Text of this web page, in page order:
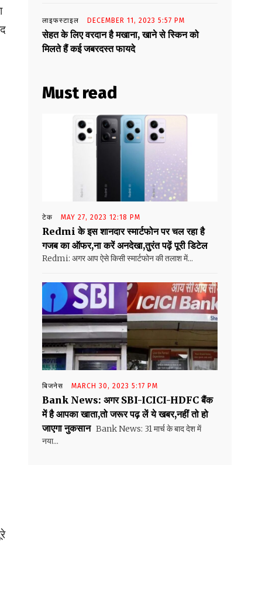
लाइफस्टाइल DECEMBER 11, 2023 5:57 PM
सेहत के लिए वरदान है मखाना, खाने से स्किन को
मिलते हैं कई जबरदस्त फायदे
Must read
टेक MAY 27, 2023 12:18 PM
Redmi के इस शानदार स्मार्टफोन पर चल रहा है
गजब का ऑफर,ना करें अनदेखा,तुरंत पढ़ें पूरी डिटेल
Redmi: अगर आप ऐसे किसी स्मार्टफोन की तलाश में...
बिजनेस MARCH 30, 2023 5:17 PM
Bank News: अगर SBI-ICICI-HDFC बैंक
में है आपका खाता,तो जरूर पढ़ लें ये खबर,नहीं तो हो
जाएगा नुकसान Bank News: 31 मार्च के बाद देश में
नया...